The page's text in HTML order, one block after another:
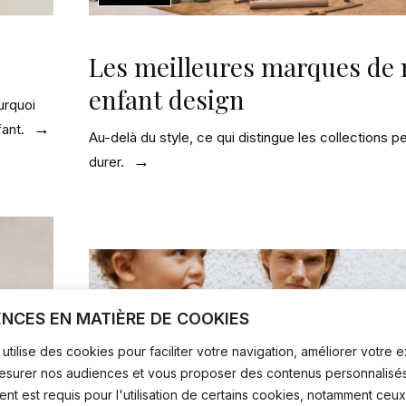
EN MATIÈRE DE COOKIES
des cookies pour faciliter votre navigation, améliorer votre
nos audiences et vous proposer des contenus
est requis pour l'utilisation de certains cookies, notamment ceux
Les meilleures marques
enfant design
Au-delà du style, ce qui distingue les collections
durer.